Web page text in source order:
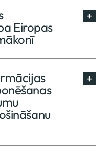
Eiropas